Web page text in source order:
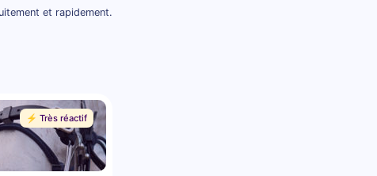
et rapidement.
⚡️ Très réactif